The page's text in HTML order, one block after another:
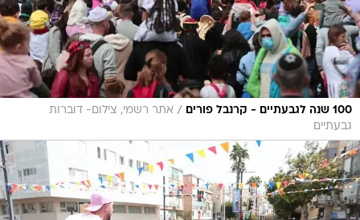
100 שנה לגבעתיים - קרנבל פורים / אתר רשמי, צילום- דוברות
גבעתיים